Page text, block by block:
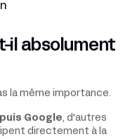
il absolument
la même importance.
Google, d'autres
directement à la